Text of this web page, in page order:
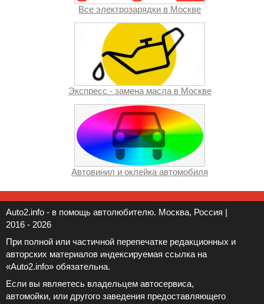
Все электрозарядки в Москве
Экспресс - замена масла в Москве
Автовинил и оклейка автомобиля
Auto2.info - в помощь автолюбителю. Москва, Россия |
2016 - 2026
При полной или частичной перепечатке редакционных и
авторских материалов индексируемая ссылка на
«Auto2.info» обязательна.
Если вы являетесь владельцем автосервиса,
автомойки, или другого заведения предоставляющего